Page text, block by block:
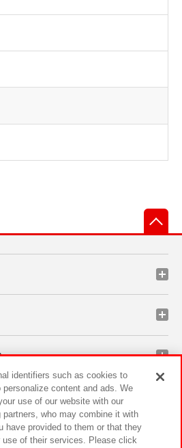
ン
identifiers such as cookies to
content and ads. We
use of our website with our
who may combine it with
have provided to them or that they
use of their services. Please click